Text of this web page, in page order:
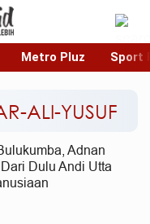
Metro Pluz Sport
ALI-YUSUF
Adnan
Dulu Andi Utta